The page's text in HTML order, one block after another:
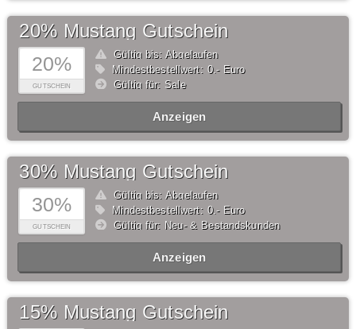
20%
GUTSCHEIN
20% Mustang Gutschein
Gültig bis: Abgelaufen
Mindestbestellwert: 0,- Euro
Gültig für: Sale
Anzeigen
30%
GUTSCHEIN
30% Mustang Gutschein
Gültig bis: Abgelaufen
Mindestbestellwert: 0,- Euro
Gültig für: Neu- & Bestandskunden
Anzeigen
15% Mustang Gutschein